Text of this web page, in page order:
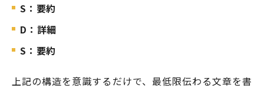
S：要約
D：詳細
S：要約
上記の構造を意識するだけで、最低限伝わる文章を書